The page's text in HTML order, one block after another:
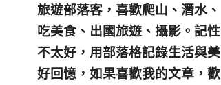
旅遊部落客， 喜歡爬山、潛水、
吃美食、出國旅遊、攝影。 記性
不太好，用部落格記錄生活與美
好回憶， 如果喜歡我的文章，歡